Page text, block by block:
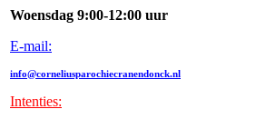
Woensdag 9:00-12:00 uur
E-mail:
info@corneliusparochiecranendonck.nl
Intenties: